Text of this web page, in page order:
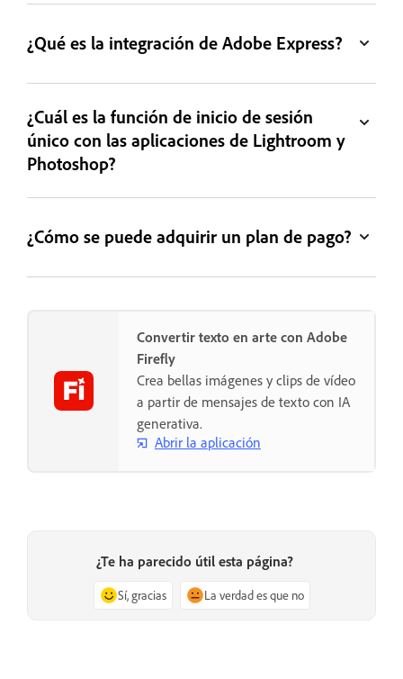
¿Qué es la integración de Adobe Express?
¿Cuál es la función de inicio de sesión
único con las aplicaciones de Lightroom y
Photoshop?
¿Cómo se puede adquirir un plan de pago?
Convertir texto en arte con Adobe
Firefly
Crea bellas imágenes y clips de vídeo
a partir de mensajes de texto con IA
generativa.
Abrir la aplicación
¿Te ha parecido útil esta página?
Sí, gracias La verdad es que no